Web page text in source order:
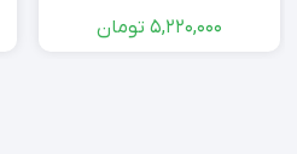
5,220,000 تومان